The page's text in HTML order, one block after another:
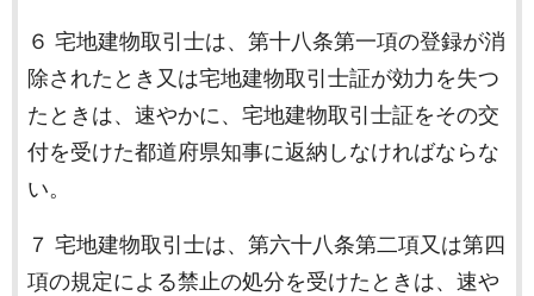
６ 宅地建物取引士は、第十八条第一項の登録が消
除されたとき又は宅地建物取引士証が効力を失つ
たときは、速やかに、宅地建物取引士証をその交
付を受けた都道府県知事に返納しなければならな
い。
７ 宅地建物取引士は、第六十八条第二項又は第四
項の規定による禁止の処分を受けたときは、速や